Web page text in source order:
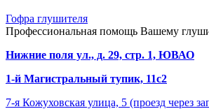
Гофра глушителя
Профессиональная помощь Вашему
Нижние поля ул., д. 29, стр. 1, ЮВАО
1-й Магистральный тупик, 11с2
7-я Кожуховская улица, 5 (проезд через